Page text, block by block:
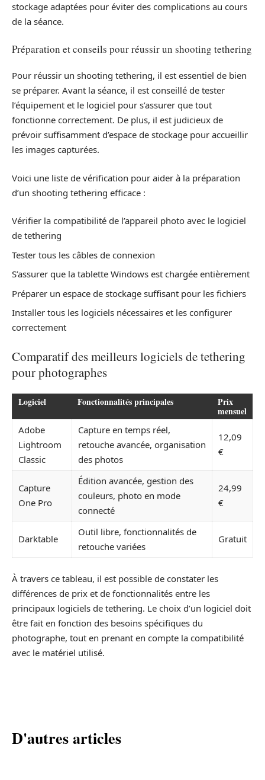
stockage adaptées pour éviter des complications au cours
de la séance.
Préparation et conseils pour réussir un shooting tethering
Pour réussir un shooting tethering, il est essentiel de bien
se préparer. Avant la séance, il est conseillé de tester
l’équipement et le logiciel pour s’assurer que tout
fonctionne correctement. De plus, il est judicieux de
prévoir suffisamment d’espace de stockage pour accueillir
les images capturées.
Voici une liste de vérification pour aider à la préparation
d’un shooting tethering efficace :
Vérifier la compatibilité de l’appareil photo avec le logiciel
de tethering
Tester tous les câbles de connexion
S’assurer que la tablette Windows est chargée entièrement
Préparer un espace de stockage suffisant pour les fichiers
Installer tous les logiciels nécessaires et les configurer
correctement
Comparatif des meilleurs logiciels de tethering
pour photographes
Logiciel Fonctionnalités principales Prix
mensuel
Adobe
Lightroom
Classic
Capture en temps réel,
retouche avancée, organisation
des photos
12,09
€
Capture
One Pro
Édition avancée, gestion des
couleurs, photo en mode
connecté
24,99
€
Darktable
Outil libre, fonctionnalités de
retouche variées
Gratuit
À travers ce tableau, il est possible de constater les
différences de prix et de fonctionnalités entre les
principaux logiciels de tethering. Le choix d’un logiciel doit
être fait en fonction des besoins spécifiques du
photographe, tout en prenant en compte la compatibilité
avec le matériel utilisé.
D'autres articles